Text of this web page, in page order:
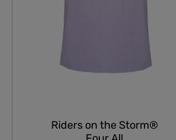
Riders on the Storm®